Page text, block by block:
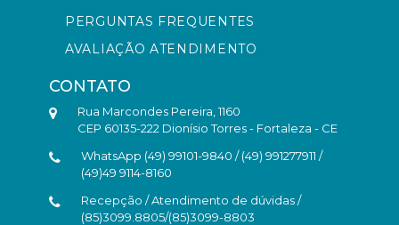
PERGUNTAS FREQUENTES
AVALIAÇÃO ATENDIMENTO
CONTATO
Rua Marcondes Pereira, 1160
CEP 60135-222 Dionísio Torres - Fortaleza - CE
WhatsApp (49) 99101-9840 / (49) 991277911 /
(49)49 9114-8160
Recepção / Atendimento de dúvidas /
(85)3099.8805/(85)3099-8803